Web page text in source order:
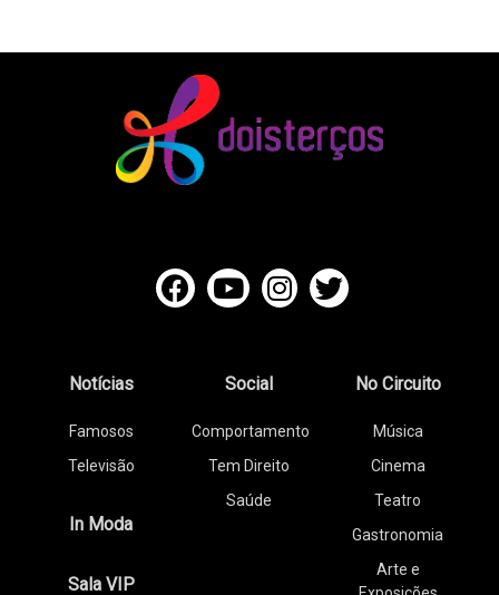
Notícias
Famosos
Televisão
In Moda
Sala VIP
Social
Comportamento
Tem Direito
Saúde
No Circuito
Música
Cinema
Teatro
Gastronomia
Arte e